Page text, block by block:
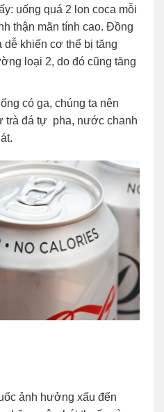
uống quá 2 lon coca mỗi
thận mãn tính cao. Đồng
khiến cơ thể bị tăng
loại 2, do đó cũng tăng
có ga, chúng ta nên
trà đá tự pha, nước chanh
ảnh hưởng xấu đến